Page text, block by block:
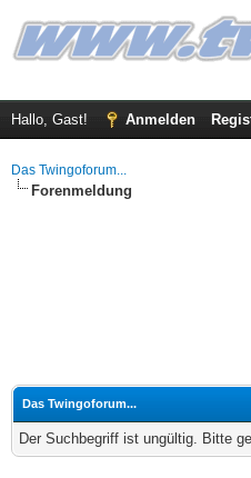
Hallo, Gast! Anmelden
Das Twingoforum...
Forenmeldung
Das Twingoforum...
Der Suchbegriff ist ungültig. Bitte